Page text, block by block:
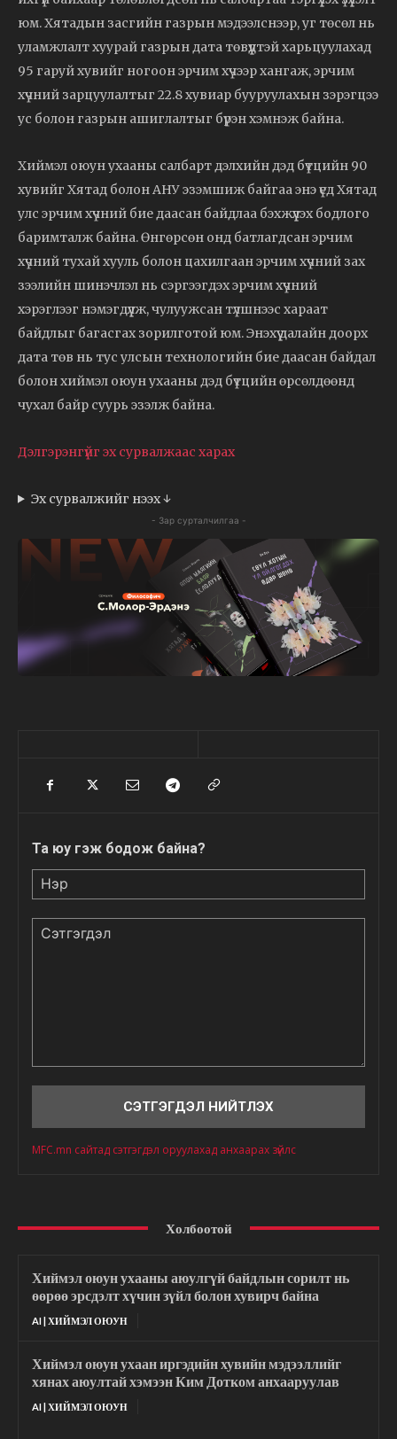
юм. Хятадын засгийн газрын мэдээлснээр, уг төсөл нь
уламжлалт хуурай газрын дата төвүүдтэй харьцуулахад
95 гаруй хувийг ногоон эрчим хүчээр хангаж, эрчим
хүчний зарцуулалтыг 22.8 хувиар бууруулахын зэрэгцээ
ус болон газрын ашиглалтыг бүрэн хэмнэж байна.
Хиймэл оюун ухааны салбарт дэлхийн дэд бүтцийн 90
хувийг Хятад болон АНУ эзэмшиж байгаа энэ үед Хятад
улс эрчим хүчний бие даасан байдлаа бэхжүүлэх бодлого
баримталж байна. Өнгөрсөн онд батлагдсан эрчим
хүчний тухай хууль болон цахилгаан эрчим хүчний зах
зээлийн шинэчлэл нь сэргээгдэх эрчим хүчний
хэрэглээг нэмэгдүүлж, чулуужсан түлшнээс хараат
байдлыг багасгах зорилготой юм. Энэхүү далайн доорх
дата төв нь тус улсын технологийн бие даасан байдал
болон хиймэл оюун ухааны дэд бүтцийн өрсөлдөөнд
чухал байр суурь эзэлж байна.
Дэлгэрэнгүйг эх сурвалжаас харах
Эх сурвалжийг нээх ↓
- Зар сурталчилгаа -
Та юу гэж бодож байна?
MFC.mn сайтад сэтгэгдэл оруулахад анхаарах зүйлс
Холбоотой
Хиймэл оюун ухааны аюулгүй байдлын сорилт нь
өөрөө эрсдэлт хүчин зүйл болон хувирч байна
AI | ХИЙМЭЛ ОЮУН
Хиймэл оюун ухаан иргэдийн хувийн мэдээллийг
хянах аюултай хэмээн Ким Дотком анхааруулав
AI | ХИЙМЭЛ ОЮУН